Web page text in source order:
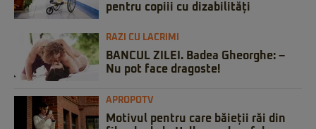
pentru copiii cu dizabilități
RAZI CU LACRIMI
BANCUL ZILEI. Badea Gheorghe: –
Nu pot face dragoste!
APROPOTV
Motivul pentru care băieții răi din